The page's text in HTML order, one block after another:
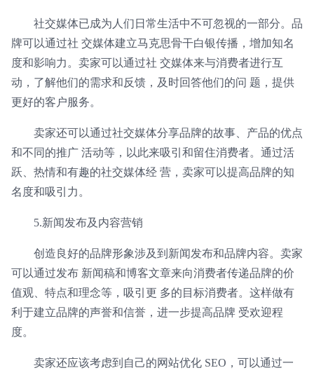
社交媒体已成为人们日常生活中不可忽视的一部分。品
牌可以通过社 交媒体建立马克思骨干白银传播，增加知名
度和影响力。卖家可以通过社 交媒体来与消费者进行互
动，了解他们的需求和反馈，及时回答他们的问 题，提供
更好的客户服务。
卖家还可以通过社交媒体分享品牌的故事、产品的优点
和不同的推广 活动等，以此来吸引和留住消费者。通过活
跃、热情和有趣的社交媒体经 营，卖家可以提高品牌的知
名度和吸引力。
5.新闻发布及内容营销
创造良好的品牌形象涉及到新闻发布和品牌内容。卖家
可以通过发布 新闻稿和博客文章来向消费者传递品牌的价
值观、特点和理念等，吸引更 多的目标消费者。这样做有
利于建立品牌的声誉和信誉，进一步提高品牌 受欢迎程
度。
卖家还应该考虑到自己的网站优化 SEO，可以通过一